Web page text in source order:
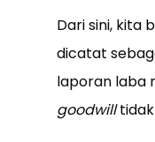
Dari sini, kita
dicatat
laporan laba
goodwilltidak